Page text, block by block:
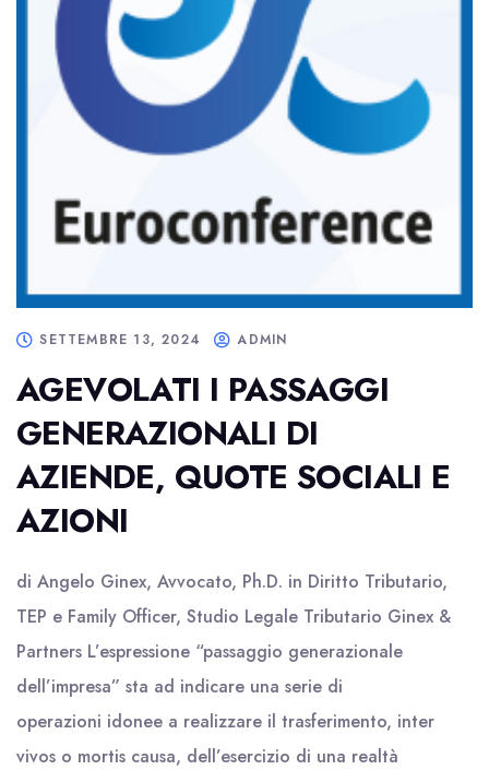
SETTEMBRE 13, 2024 ADMIN
AGEVOLATI I PASSAGGI
GENERAZIONALI DI
AZIENDE, QUOTE SOCIALI E
AZIONI
di Angelo Ginex, Avvocato, Ph.D. in Diritto Tributario,
TEP e Family Officer, Studio Legale Tributario Ginex &
Partners L’espressione “passaggio generazionale
dell’impresa” sta ad indicare una serie di
operazioni idonee a realizzare il trasferimento, inter
vivos o mortis causa, dell’esercizio di una realtà